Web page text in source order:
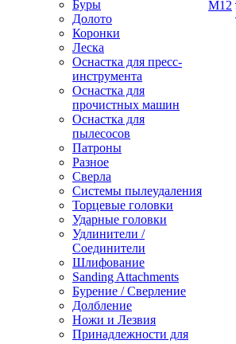
Буры
Долото
Коронки
Леска
Оснастка для пресс-
инструмента
Оснастка для
прочистных машин
Оснастка для
пылесосов
Патроны
Разное
Сверла
Системы пылеудаления
Торцевые головки
Ударные головки
Удлинители /
Соединители
Шлифование
Sanding Attachments
Бурение / Сверление
Долбление
Ножи и Лезвия
Принадлежности для